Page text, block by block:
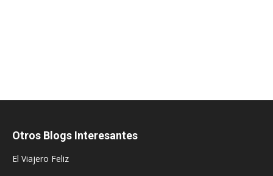
Otros Blogs Interesantes
El Viajero Feliz